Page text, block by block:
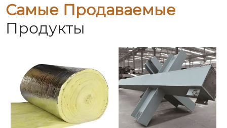
Самые Продаваемые
Продукты